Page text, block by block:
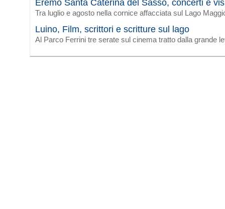
Eremo Santa Caterina del Sasso, concerti e
Tra luglio e agosto nella cornice affacciata sul Lago
Luino, Film, scrittori e scritture sul lago
Al Parco Ferrini tre serate sul cinema tratto dalla grande